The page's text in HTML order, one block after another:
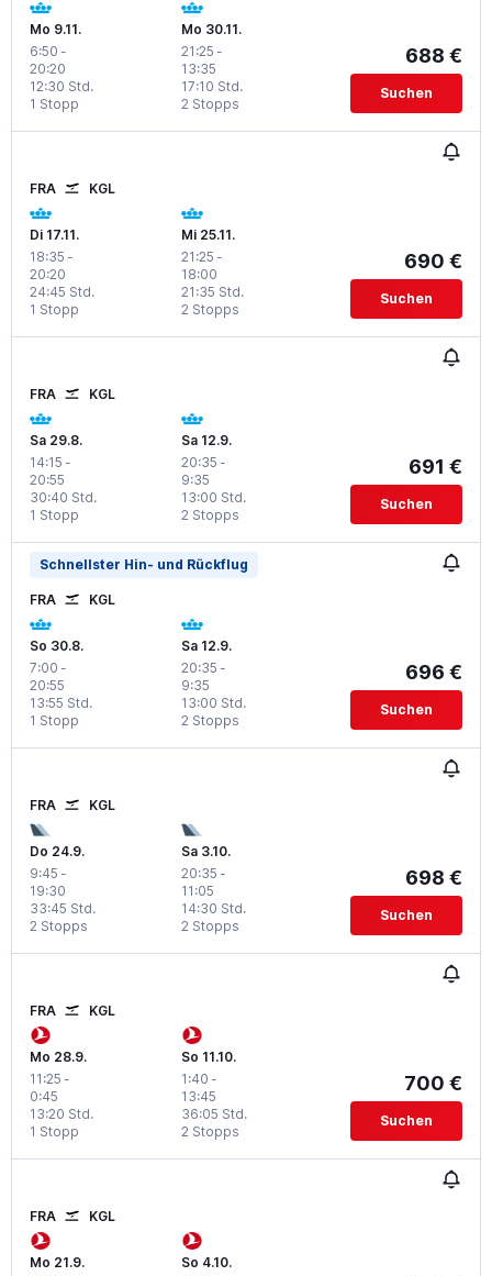
Mo 9.11.
6:50 -
20:20
1 Stopp
12:30 Std.
Mo 30.11.
21:25 -
13:35
2 Stopps
17:10 Std.
688 €
Suchen
FRA KGL
Di 17.11.
18:35 -
20:20
1 Stopp
24:45 Std.
Mi 25.11.
21:25 -
18:00
2 Stopps
21:35 Std.
690 €
Suchen
FRA KGL
Sa 29.8.
14:15 -
20:55
1 Stopp
30:40 Std.
Sa 12.9.
20:35 -
9:35
2 Stopps
13:00 Std.
691 €
Suchen
Schnellster Hin- und Rückflug
FRA KGL
So 30.8.
7:00 -
20:55
1 Stopp
13:55 Std.
Sa 12.9.
20:35 -
9:35
2 Stopps
13:00 Std.
696 €
Suchen
FRA KGL
Do 24.9.
9:45 -
19:30
2 Stopps
33:45 Std.
Sa 3.10.
20:35 -
11:05
2 Stopps
14:30 Std.
698 €
Suchen
FRA KGL
Mo 28.9.
11:25 -
0:45
1 Stopp
13:20 Std.
So 11.10.
1:40 -
13:45
2 Stopps
36:05 Std.
700 €
Suchen
FRA KGL
Mo 21.9.
So 4.10.